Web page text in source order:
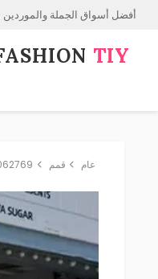
أفضل أسواق الجملة والموردين
TIY
عام قمم